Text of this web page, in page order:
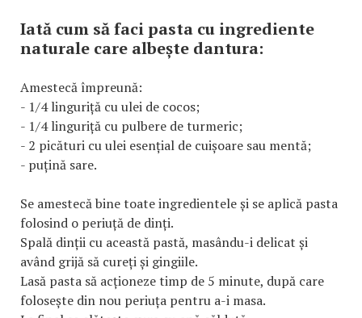
Iată cum să faci pasta cu ingrediente
naturale care albește dantura:
Amestecă împreună:
- 1/4 linguriță cu ulei de cocos;
- 1/4 linguriță cu pulbere de turmeric;
- 2 picături cu ulei esențial de cuișoare sau mentă;
- puțină sare.
Se amestecă bine toate ingredientele și se aplică pasta
folosind o periuță de dinți.
Spală dinții cu această pastă, masându-i delicat și
având grijă să cureți și gingiile.
Lasă pasta să acționeze timp de 5 minute, după care
folosește din nou periuța pentru a-i masa.